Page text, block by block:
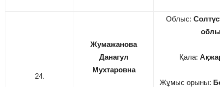
24.
Жумажанова
Данагул
Мухтаровна
Облыс:
Қала:
Жұмыс орыны: